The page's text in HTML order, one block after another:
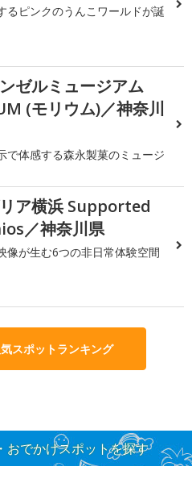
るピンクのうんこワールドが誕
ゼルミュージアム
(モリウム)／神奈川
で体感する森永製菓のミュージ
ア横浜 Supported
／神奈川県
像が生む6つの非日常体験空間
スポットランキング
おでかけスポットを探す